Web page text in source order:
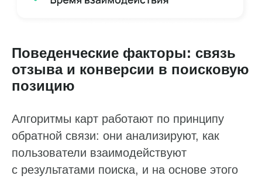
Поведенческие факторы: связь
отзыва и конверсии в поисковую
позицию
Алгоритмы карт работают по принципу
обратной связи: они анализируют, как
пользователи взаимодействуют
с результатами поиска, и на основе этого